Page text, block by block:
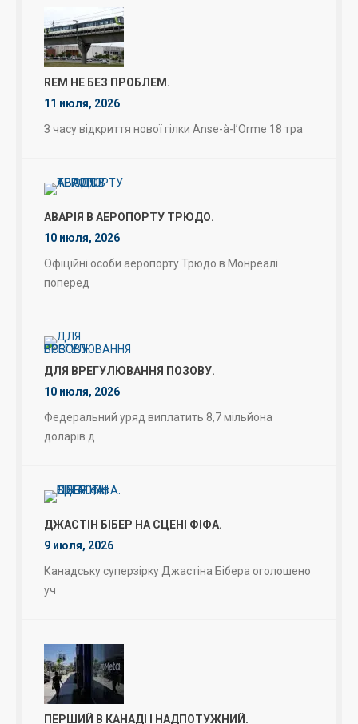
REM НЕ БЕЗ ПРОБЛЕМ.
11 июля, 2026
З часу відкриття нової гілки Anse-à-l’Orme 18 тра
АВАРІЯ В АЕРОПОРТУ ТРЮДО.
10 июля, 2026
Офіційні особи аеропорту Трюдо в Монреалі
поперед
ДЛЯ ВРЕГУЛЮВАННЯ ПОЗОВУ.
10 июля, 2026
Федеральний уряд виплатить 8,7 мільйона
доларів д
ДЖАСТІН БІБЕР НА СЦЕНІ ФІФА.
9 июля, 2026
Канадську суперзірку Джастіна Бібера оголошено
уч
ПЕРШИЙ В КАНАДІ І НАДПОТУЖНИЙ.